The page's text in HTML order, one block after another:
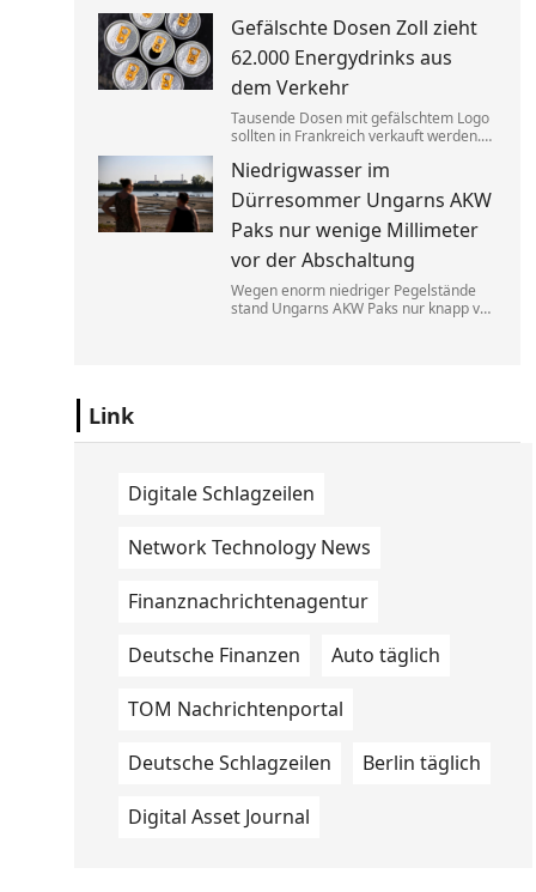
so manche Erleichterung.
Gefälschte Dosen Zoll zieht
62.000 Energydrinks aus
dem Verkehr
Tausende Dosen mit gefälschtem Logo
sollten in Frankreich verkauft werden.
Energydrinks, die Getränke wurden
vernichtet.
Niedrigwasser im
Dürresommer Ungarns AKW
Paks nur wenige Millimeter
vor der Abschaltung
Wegen enorm niedriger Pegelstände
stand Ungarns AKW Paks nur knapp vor
Link
Digitale Schlagzeilen
Network Technology News
Finanznachrichtenagentur
Deutsche Finanzen Auto täglich
TOM Nachrichtenportal
Deutsche Schlagzeilen Berlin täglich
Digital Asset Journal